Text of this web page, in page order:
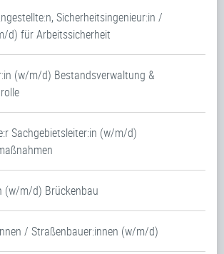
Sicherheitsingenieur:in /
d) für Arbeitssicherheit
(w/m/d) Bestandsverwaltung &
Sachgebietsleiter:in (w/m/d)
(w/m/d) Brückenbau
/ Straßenbauer:innen (w/m/d)